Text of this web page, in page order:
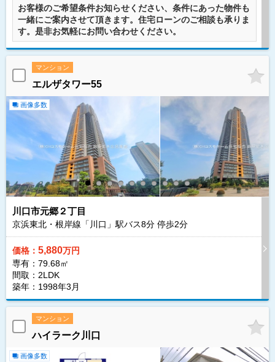
お客様のご希望条件お知らせください、条件にあった物件も
一緒にご案内させて頂きます。住宅ローンのご相談も承りま
す。是非お気軽にお問い合わせください。
マンション
エルザタワー55
画像多数
川口市元郷２丁目
京浜東北・根岸線「川口」駅バス8分 停歩2分
価格： 5,880万円
専有：79.68㎡
間取：2LDK
築年：1998年3月
マンション
ハイラーク川口
画像多数